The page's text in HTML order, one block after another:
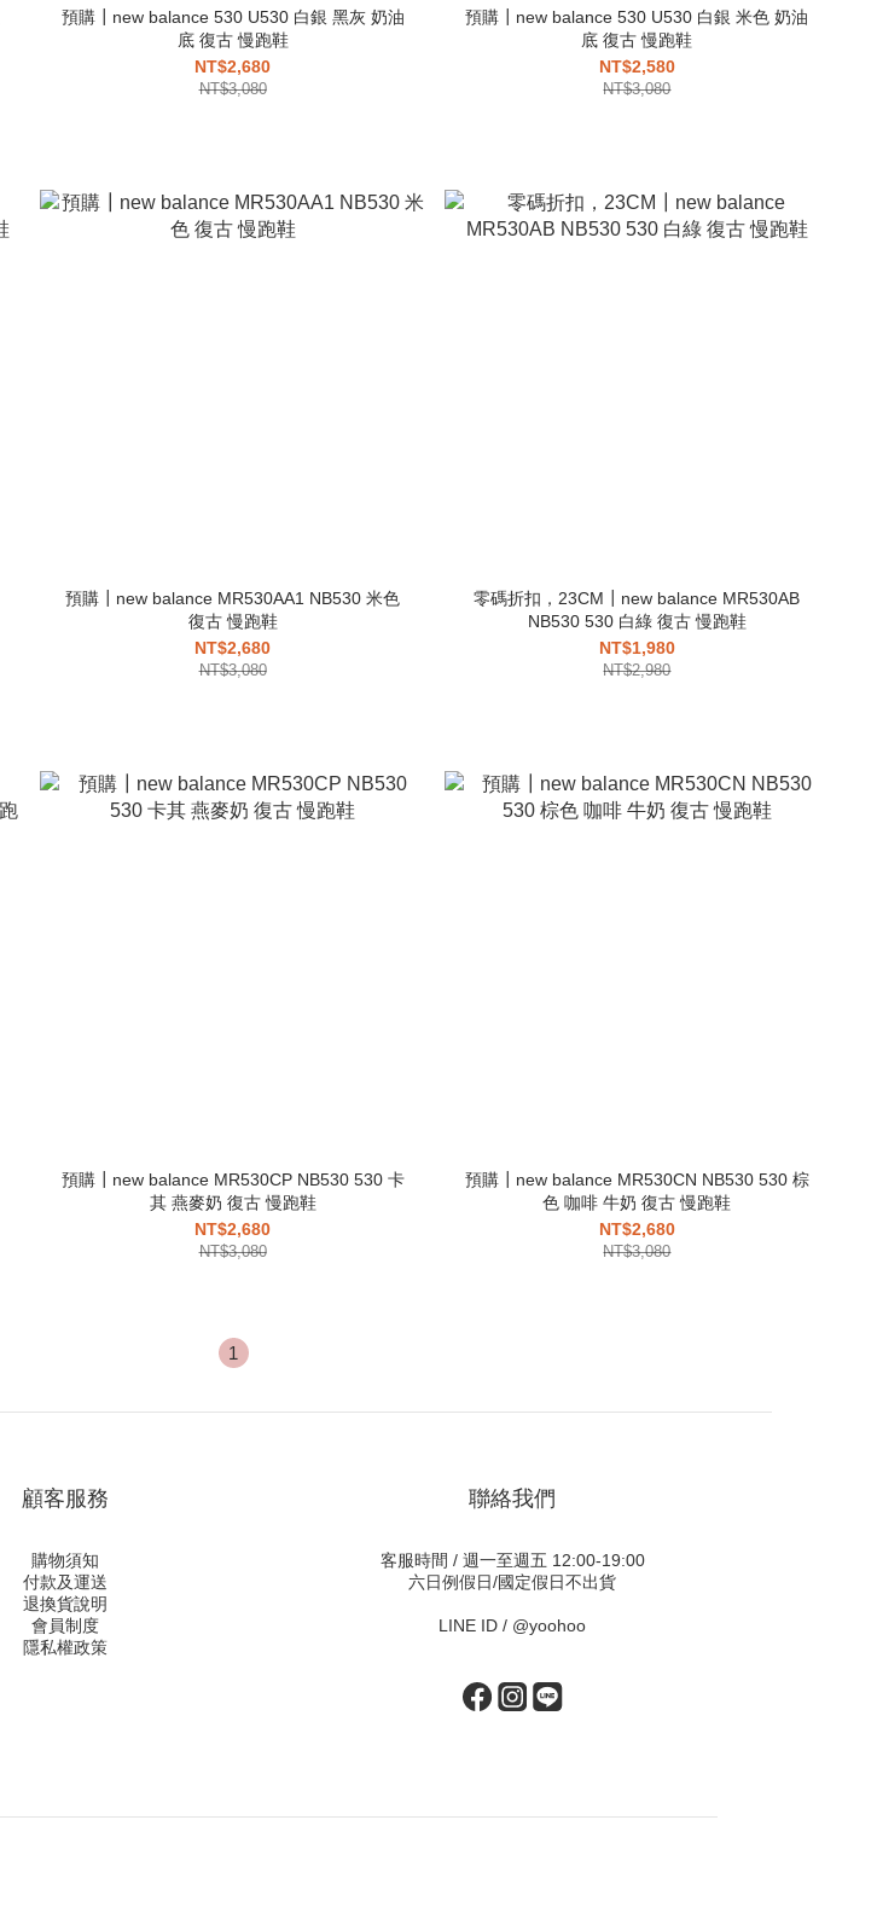
預購┃new balance 530 U530 白銀 黑灰 奶油
底 復古 慢跑鞋
NT$2,680
NT$3,080
預購┃new balance 530 U530 白銀 米色 奶油
底 復古 慢跑鞋
NT$2,580
NT$3,080
預購┃new balance MR530AA1 NB530 米色
復古 慢跑鞋
NT$2,680
NT$3,080
零碼折扣，23CM┃new balance MR530AB
NB530 530 白綠 復古 慢跑鞋
NT$1,980
NT$2,980
預購┃new balance MR530CP NB530 530 卡
其 燕麥奶 復古 慢跑鞋
NT$2,680
NT$3,080
預購┃new balance MR530CN NB530 530 棕
色 咖啡 牛奶 復古 慢跑鞋
NT$2,680
NT$3,080
1
顧客服務
購物須知
付款及運送
退換貨說明
會員制度
隱私權政策
聯絡我們
客服時間 / 週一至週五 12:00-19:00
六日例假日/國定假日不出貨
LINE ID / @yoohoo